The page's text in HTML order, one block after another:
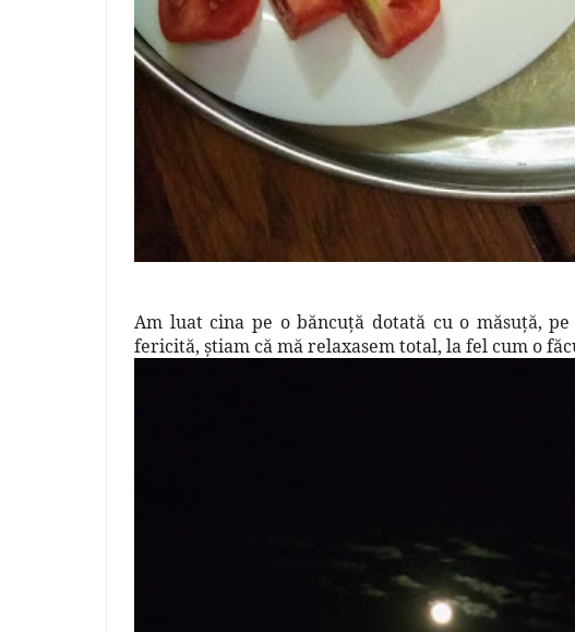
Am luat cina pe o băncuţă dotată cu o măsuţă,
fericită, ştiam că mă relaxasem total, la fel cum o